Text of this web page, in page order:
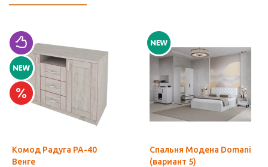
Комод Радуга РА-40
Венге
Спальня Модена Domani
(вариант 5)